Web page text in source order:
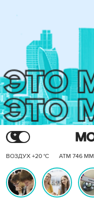
ВОЗДУХ +20 °C АТМ 746 ММ